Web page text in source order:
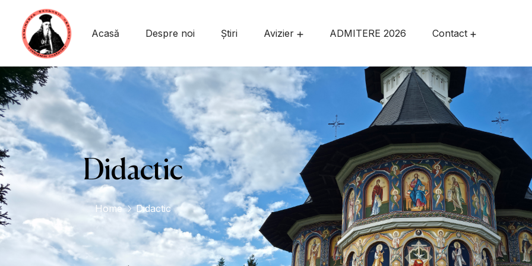
conținut
Acasă Despre noi Știri Avizier ADMITERE 2026 Contact
Didactic
Home Didactic